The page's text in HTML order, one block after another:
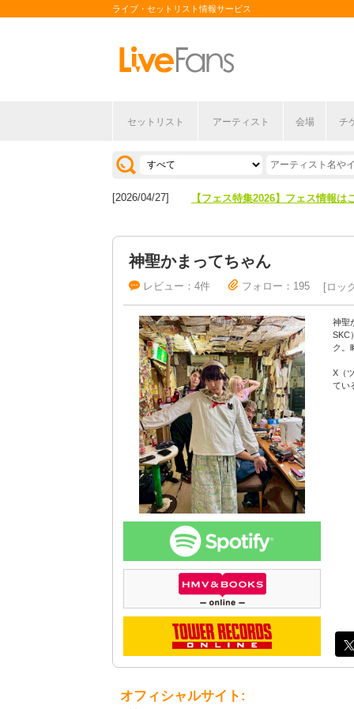
ライブ・セットリスト情報サービス
セットリスト アーティスト 会場 チ
[2026/07/28] 【ライブ動員ランキング】2026年
[2026/04/27] 【フェス特集2026】フェス情報は
神聖かまってちゃん
レビュー：4件 フォロー：195 ロッ
神聖
SKC
ク。
X（
てい
オフィシャルサイト: